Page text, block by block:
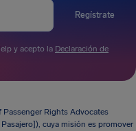
Regístrate
y acepto la Declaración de
Rights Advocates
cuya misión es promover